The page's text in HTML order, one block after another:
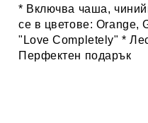
* Включва чаша,
се в цветове: Orange,
"Love Completely" *
Перфектен подарък